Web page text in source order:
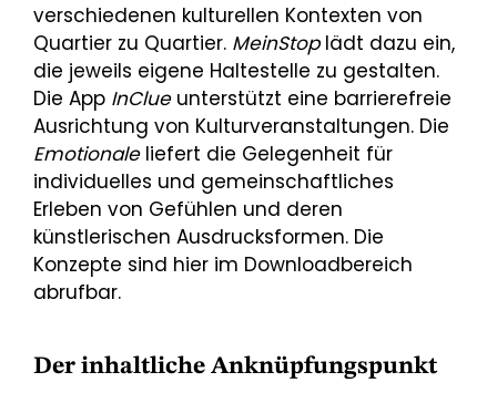
verschiedenen kulturellen Kontexten von
Quartier zu Quartier. MeinStoplädt dazu ein,
die jeweils eigene Haltestelle zu gestalten.
Die App InClueunterstützt eine barrierefreie
Ausrichtung von Kulturveranstaltungen. Die
Emotionaleliefert die Gelegenheit für
individuelles und gemeinschaftliches
Erleben von Gefühlen und deren
künstlerischen Ausdrucksformen. Die
Konzepte sind hier im Downloadbereich
abrufbar.
Der inhaltliche Anknüpfungspunkt